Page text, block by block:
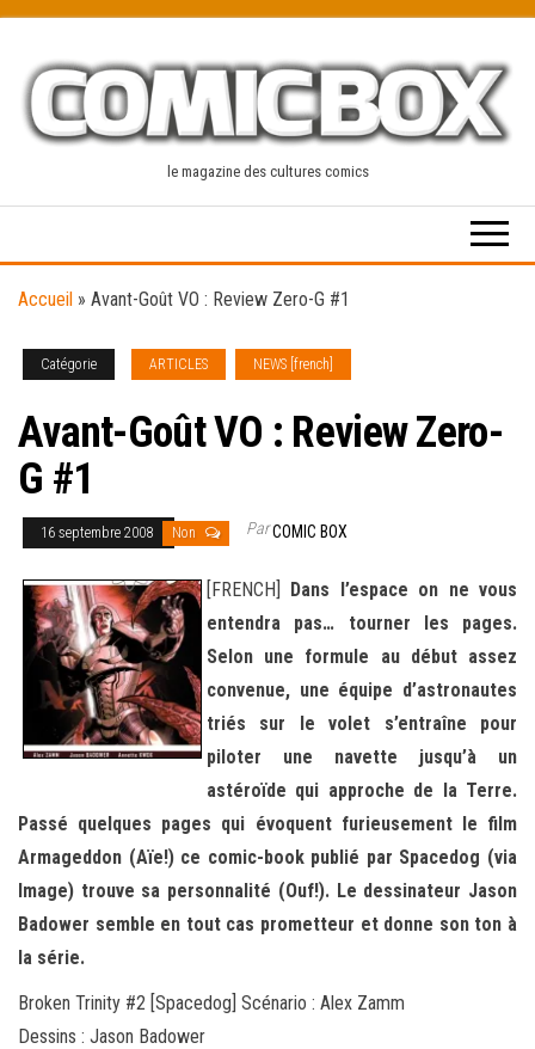
content
le magazine des cultures comics
Accueil » Avant-Goût VO : Review Zero-G #1
Catégorie ARTICLES NEWS [french]
Avant-Goût VO : Review Zero-
G #1
16 septembre 2008 Non ParCOMIC BOX
[FRENCH] Dans l’espace on ne vous
entendra pas… tourner les pages.
Selon une formule au début assez
convenue, une équipe d’astronautes
triés sur le volet s’entraîne pour
piloter une navette jusqu’à un
astéroïde qui approche de la Terre.
Passé quelques pages qui évoquent furieusement le film
Armageddon (Aïe!) ce comic-book publié par Spacedog (via
Image) trouve sa personnalité (Ouf!). Le dessinateur Jason
Badower semble en tout cas prometteur et donne son ton à
la série.
Broken Trinity #2 [Spacedog] Scénario : Alex Zamm
Dessins : Jason Badower